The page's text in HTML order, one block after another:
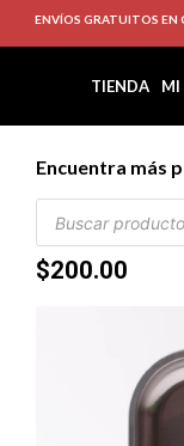
ENVÍOS GRATUITOS EN
TIENDA MI
Encuentra más
$200.00